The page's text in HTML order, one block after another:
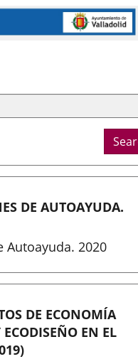
externa.externa.
DE AUTOAYUDA.
Autoayuda. 2020
DE ECONOMÍA
EN EL